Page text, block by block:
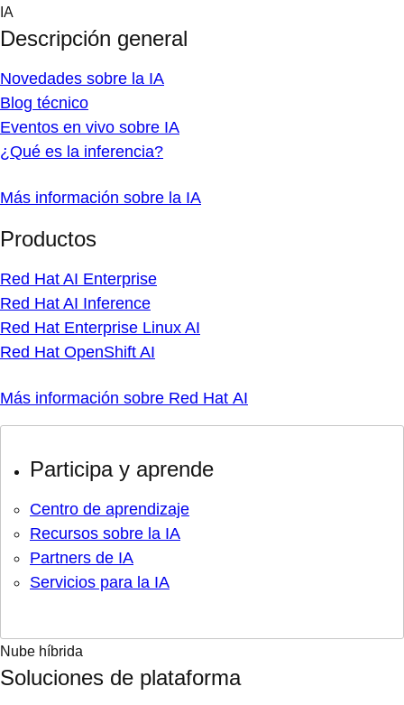
Skip
content
IA
Descripción general
Novedades sobre la IA
Blog técnico
Eventos en vivo sobre IA
¿Qué es la inferencia?
Más información sobre la IA
Productos
Red Hat AI Enterprise
Red Hat AI Inference
Red Hat Enterprise Linux AI
Red Hat OpenShift AI
Más información sobre Red Hat AI
Participa y aprende
Centro de aprendizaje
Recursos sobre la IA
Partners de IA
Servicios para la IA
Nube híbrida
Soluciones de plataforma